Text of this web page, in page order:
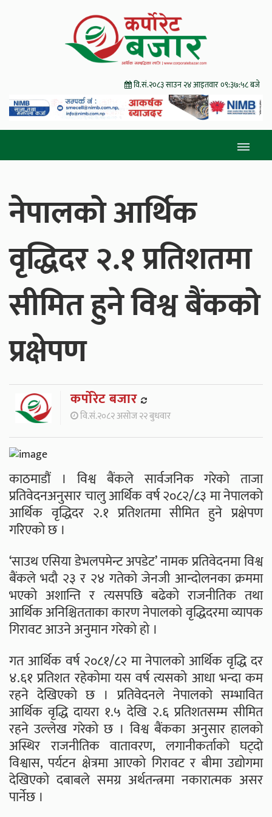
वि.सं.२०८३ साउन २४ आइतवार०९:३७:५९ बजे
नेपालको आर्थिक
वृद्धिदर २.१ प्रतिशतमा
सीमित हुने विश्व बैंकको
प्रक्षेपण
कर्पाेरेट बजार
वि.सं.२०८२ असोज २२ बुधवार
काठमाडौं । विश्व बैंकले सार्वजनिक गरेको ताजा
प्रतिवेदनअनुसार चालु आर्थिक वर्ष २०८२/८३ मा नेपालको
आर्थिक वृद्धिदर २.१ प्रतिशतमा सीमित हुने प्रक्षेपण
गरिएको छ ।
‘साउथ एसिया डेभलपमेन्ट अपडेट’ नामक प्रतिवेदनमा विश्व
बैंकले भदौ २३ र २४ गतेको जेनजी आन्दोलनका क्रममा
भएको अशान्ति र त्यसपछि बढेको राजनीतिक तथा
आर्थिक अनिश्चितताका कारण नेपालको वृद्धिदरमा व्यापक
गिरावट आउने अनुमान गरेको हो ।
गत आर्थिक वर्ष २०८१/८२ मा नेपालको आर्थिक वृद्धि दर
४.६१ प्रतिशत रहेकोमा यस वर्ष त्यसको आधा भन्दा कम
रहने देखिएको छ । प्रतिवेदनले नेपालको सम्भावित
आर्थिक वृद्धि दायरा १.५ देखि २.६ प्रतिशतसम्म सीमित
रहने उल्लेख गरेको छ । विश्व बैंकका अनुसार हालको
अस्थिर राजनीतिक वातावरण, लगानीकर्ताको घट्दो
विश्वास, पर्यटन क्षेत्रमा आएको गिरावट र बीमा उद्योगमा
देखिएको दबाबले समग्र अर्थतन्त्रमा नकारात्मक असर
पार्नेछ ।